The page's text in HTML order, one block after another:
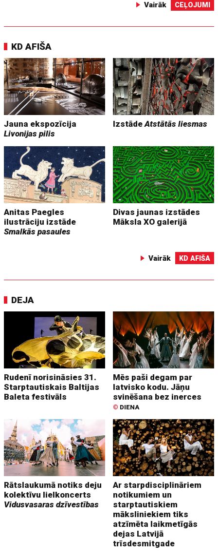
Vairāk CEĻOJUMI
KD AFIŠA
Jauna ekspozīcija
Livonijas pilis
IzstādeAtstātās liesmas
Anitas Paegles
ilustrāciju izstāde
Smalkās pasaules
Divas jaunas izstādes
Māksla XO galerijā
Vairāk KD AFIŠA
DEJA
Rudenī norisināsies 31.
Starptautiskais Baltijas
Baleta festivāls
Mēs paši degam par
latvisko kodu. Jāņu
svinēšana bez inerces
© DIENA
Rātslaukumā notiks deju
kolektīvu lielkoncerts
Vidusvasaras dzīvestības
Ar starpdisciplināriem
notikumiem un
starptautiskiem
māksliniekiem tiks
atzīmēta laikmetīgās
dejas Latvijā
trīsdesmitgade